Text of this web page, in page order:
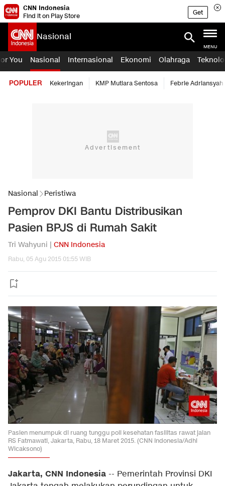
CNN Indonesia
Find it on Play Store
Get
Nasional
MENU
You Nasional Internasional Ekonomi Olahraga
POPULER Kekeringan KMP Mutiara Sentosa Febrie Adriansyah
Nasional Peristiwa
Pemprov DKI Bantu Distribusikan
Pasien BPJS di Rumah Sakit
Tri Wahyuni | CNN Indonesia
Rabu, 05 Agu 2015 01:55 WIB
Pasien menumpuk di ruang tunggu poli kesehatan fasilitas rawat jalan
RS Fatmawati, Jakarta, Rabu, 18 Maret 2015. (CNN Indonesia/Adhi
Wicaksono)
Jakarta, CNN Indonesia -- Pemerintah Provinsi DKI